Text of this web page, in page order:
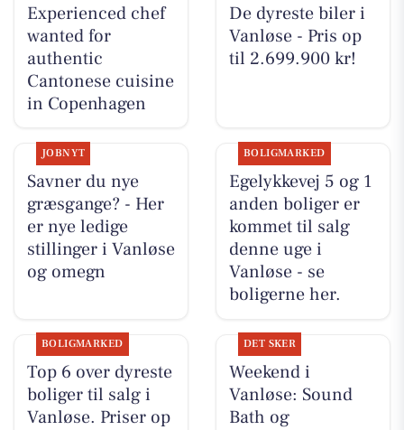
Experienced chef
wanted for
authentic
Cantonese cuisine
in Copenhagen
De dyreste biler i
Vanløse - Pris op
til 2.699.900 kr!
JOBNYT
Savner du nye
græsgange? - Her
er nye ledige
stillinger i Vanløse
og omegn
BOLIGMARKED
Egelykkevej 5 og 1
anden boliger er
kommet til salg
denne uge i
Vanløse - se
boligerne her.
BOLIGMARKED
Top 6 over dyreste
boliger til salg i
Vanløse. Priser op
DET SKER
Weekend i
Vanløse: Sound
Bath og